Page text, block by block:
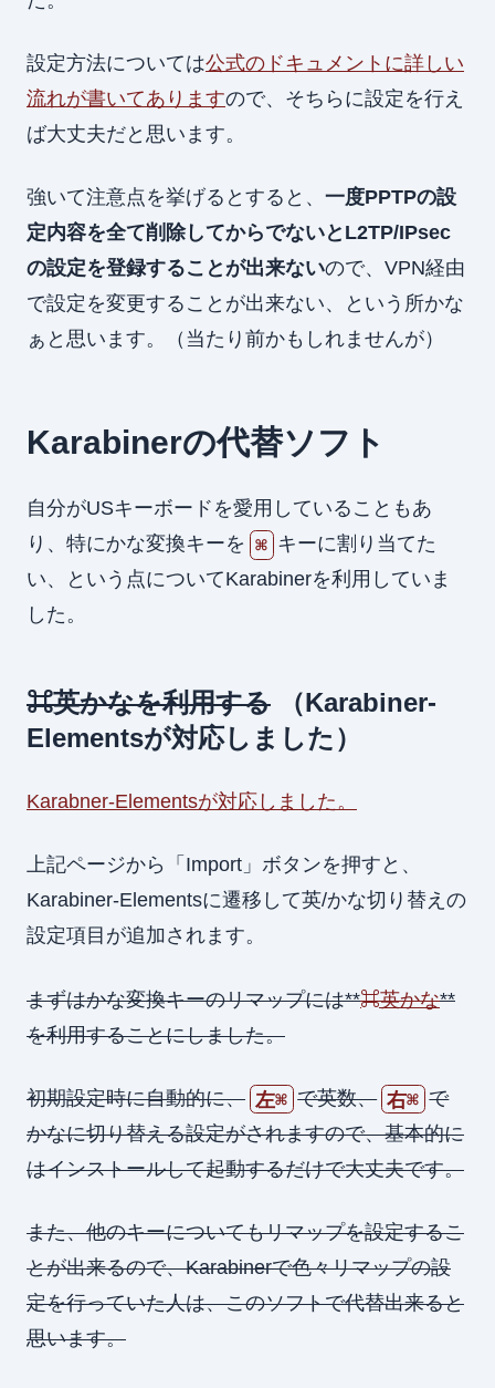
設定方法については公式のドキュメントに詳しい
流れが書いてありますので、そちらに設定を行え
ば大丈夫だと思います。
強いて注意点を挙げるとすると、 一度PPTPの設
定内容を全て削除してからでないとL2TP/IPsec
の設定を登録することが出来ないので、VPN経由
で設定を変更することが出来ない、という所かな
ぁと思います。（当たり前かもしれませんが）
Karabinerの代替ソフト
自分がUSキーボードを愛用していることもあ
り、特にかな変換キーを ⌘ キーに割り当てた
い、という点についてKarabinerを利用していま
した。
⌘英かなを利用する （Karabiner-
Elementsが対応しました）
Karabner-Elementsが対応しました。
上記ページから「Import」ボタンを押すと、
Karabiner-Elementsに遷移して英/かな切り替えの
設定項目が追加されます。
まずはかな変換キーのリマップには**⌘英かな**
を利用することにしました。
初期設定時に自動的に、 左⌘ で英数、 右⌘ で
かなに切り替える設定がされますので、基本的に
はインストールして起動するだけで大丈夫です。
また、他のキーについてもリマップを設定するこ
とが出来るので、Karabinerで色々リマップの設
定を行っていた人は、このソフトで代替出来ると
思います。